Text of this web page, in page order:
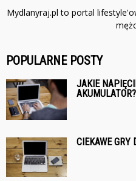
Mydlanyraj.pl to portal
POPULARNE POSTY
JAKIE
AKUMULATOR?
CIEKAWE GRY